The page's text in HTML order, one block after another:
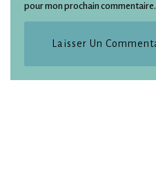
pour mon prochain commentaire.